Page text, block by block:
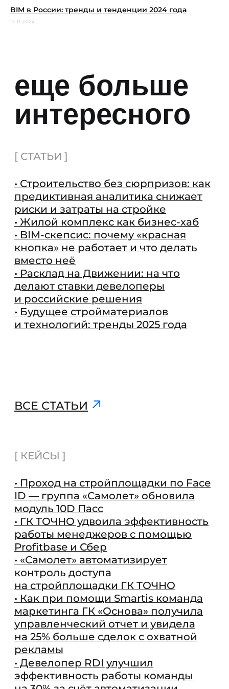
BIM в России: тренды и тенденции 2024 года
12.11.2024
Подпишитесь
на новостную
рассылку о
PropTech
Чтобы одним из первых узнавать
о новостях, исследованиях, кейсах
и интересных фактах о буднях
цифровизации в России и мире
ПОДПИСАТЬСЯ
Согласие на осуществление рекламной
рассылки
Оферта
Согласие на обработку персональных данных
Политика конфиденциальности
© ООО «Цифровые медиаресурсы»,
г. Екатеринбург, ул. Малышева, стр. 53
ПОДПИСАТЬСЯ
Подпишитесь на рассылку о цифровизации
ПОДКАСТЫ
HELLO@DIGITALDEVELOPER.RU
БОТ В ТЕЛЕГРАМЕ